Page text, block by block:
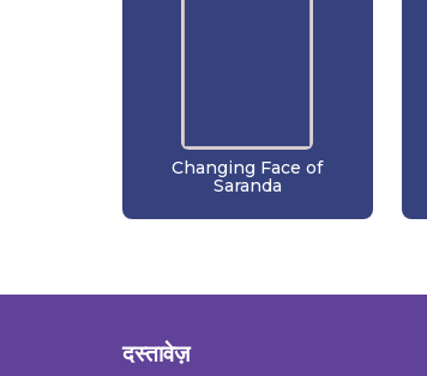
Changing Face of
Saranda
दस्तावेज़